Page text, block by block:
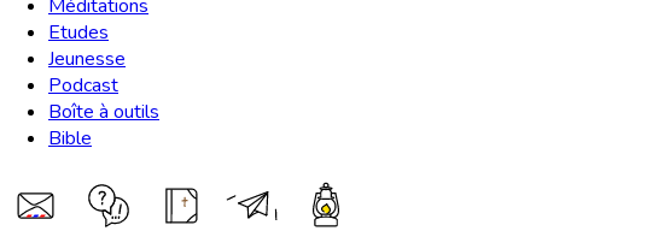
Méditations
Etudes
Jeunesse
Podcast
Boîte à outils
Bible